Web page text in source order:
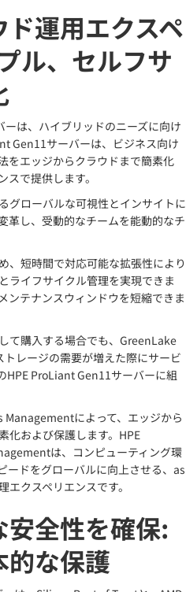
運用エクスペ
ル、セルフサ
は、ハイブリッドのニーズに向け
Gen11サーバーは、ビジネス向け
をエッジからクラウドまで簡素化
で提供します。
グローバルな可視性とインサイトに
革し、受動的なチームを能動的なチ
、短時間で対応可能な拡張性により
ライフサイクル管理を実現できま
ンテナンスウィンドウを短縮できま
て購入する場合でも、GreenLake
レージの需要が増えた際にサービ
HPE ProLiant Gen11サーバーに組
によって、エッジから
化および保護します。HPE
は、コンピューティング環
ードをグローバルに向上させる、as
クスペリエンスです。
全性を確保:
的な保護